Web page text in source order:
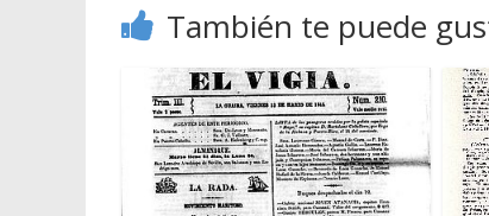
También te puede